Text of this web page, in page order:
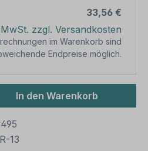
33,56 €
zzgl. Versandkosten
im Warenkorb sind
Endpreise möglich.
Gib den
In den Warenkorb
13